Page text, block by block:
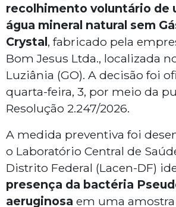
recolhimento voluntário de
água mineral natural sem
Crystal, fabricado pela
Bom Jesus Ltda., localizada
Luziânia (GO). A decisão foi
quarta-feira, 3, por meio da
Resolução 2.247/2026.
A medida preventiva foi
o Laboratório Central de
Distrito Federal (Lacen-DF)
presença da bactéria
aeruginosa em uma